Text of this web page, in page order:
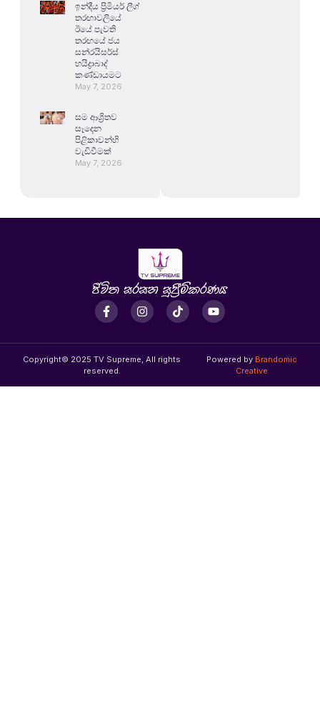
ඉන්දීය ප්‍රිමියර් ලීග්
තරඟාවලියේ
ඊයේ පැවති
තරඟයේ ජය
සන්රයිසර්ස්
හයිද්‍රාබාද්
කණ්ඩායමට
May 7, 2026
සම ආශ්‍රිතව
සෑදෙන
පිළිකාවන්හි
වැඩිවීමක්
May 7, 2026
Copyright© 2025 TV Supreme, All rights
reserved.
Powered by Brandomic
Creative